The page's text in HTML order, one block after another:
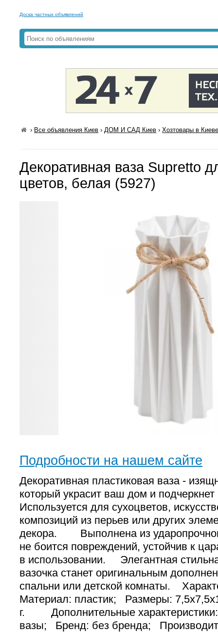
Доска частных объявлений
› Все объявления Киев ›ДОМ И САД Киев ›Хозтовары в
Декоративная ваза Supretto
цветов, белая (5927)
Подробности на нашем сайте
Декоративная пластиковая ваза -
который украсит ваш дом и подчеркнет
Используется для сухоцветов,
композиций из перьев или других
декора. Выполнена из
не боится повреждений, устойчив к
в использовании. Элегантная
вазочка станет оригинальным
спальни или детской комнаты.
Материал: пластик; Размеры:
г. Дополнительные
вазы; Бренд: без бренда;